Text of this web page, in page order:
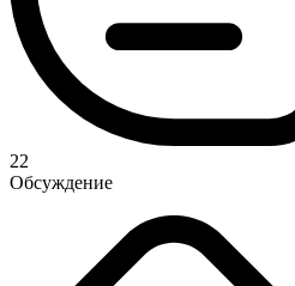
22
Обсуждение